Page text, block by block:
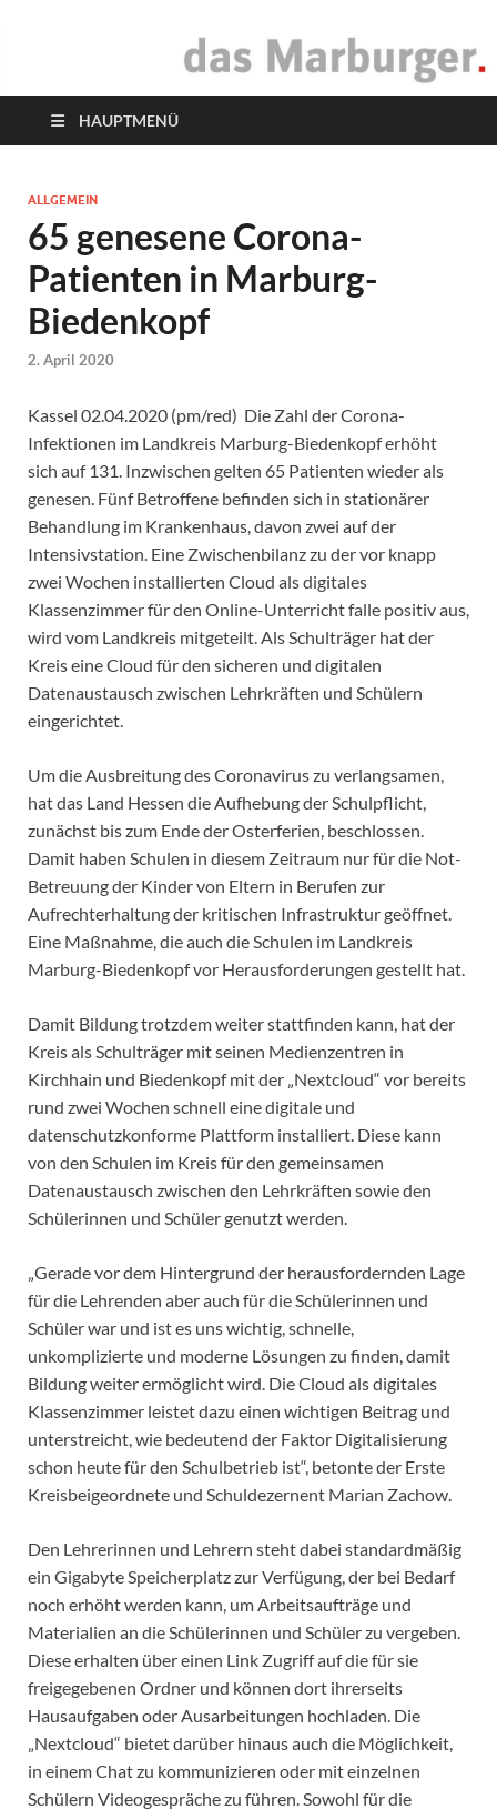
das Marburger.
HAUPTMENÜ
ALLGEMEIN
65 genesene Corona-
Patienten in Marburg-
Biedenkopf
2. April 2020
Kassel 02.04.2020 (pm/red) Die Zahl der Corona-
Infektionen im Landkreis Marburg-Biedenkopf erhöht
sich auf 131. Inzwischen gelten 65 Patienten wieder als
genesen. Fünf Betroffene befinden sich in stationärer
Behandlung im Krankenhaus, davon zwei auf der
Intensivstation. Eine Zwischenbilanz zu der vor knapp
zwei Wochen installierten Cloud als digitales
Klassenzimmer für den Online-Unterricht falle positiv aus,
wird vom Landkreis mitgeteilt. Als Schulträger hat der
Kreis eine Cloud für den sicheren und digitalen
Datenaustausch zwischen Lehrkräften und Schülern
eingerichtet.
Um die Ausbreitung des Coronavirus zu verlangsamen,
hat das Land Hessen die Aufhebung der Schulpflicht,
zunächst bis zum Ende der Osterferien, beschlossen.
Damit haben Schulen in diesem Zeitraum nur für die Not-
Betreuung der Kinder von Eltern in Berufen zur
Aufrechterhaltung der kritischen Infrastruktur geöffnet.
Eine Maßnahme, die auch die Schulen im Landkreis
Marburg-Biedenkopf vor Herausforderungen gestellt hat.
Damit Bildung trotzdem weiter stattfinden kann, hat der
Kreis als Schulträger mit seinen Medienzentren in
Kirchhain und Biedenkopf mit der „Nextcloud“ vor bereits
rund zwei Wochen schnell eine digitale und
datenschutzkonforme Plattform installiert. Diese kann
von den Schulen im Kreis für den gemeinsamen
Datenaustausch zwischen den Lehrkräften sowie den
Schülerinnen und Schüler genutzt werden.
„Gerade vor dem Hintergrund der herausfordernden Lage
für die Lehrenden aber auch für die Schülerinnen und
Schüler war und ist es uns wichtig, schnelle,
unkomplizierte und moderne Lösungen zu finden, damit
Bildung weiter ermöglicht wird. Die Cloud als digitales
Klassenzimmer leistet dazu einen wichtigen Beitrag und
unterstreicht, wie bedeutend der Faktor Digitalisierung
schon heute für den Schulbetrieb ist“, betonte der Erste
Kreisbeigeordnete und Schuldezernent Marian Zachow.
Den Lehrerinnen und Lehrern steht dabei standardmäßig
ein Gigabyte Speicherplatz zur Verfügung, der bei Bedarf
noch erhöht werden kann, um Arbeitsaufträge und
Materialien an die Schülerinnen und Schüler zu vergeben.
Diese erhalten über einen Link Zugriff auf die für sie
freigegebenen Ordner und können dort ihrerseits
Hausaufgaben oder Ausarbeitungen hochladen. Die
„Nextcloud“ bietet darüber hinaus auch die Möglichkeit,
in einem Chat zu kommunizieren oder mit einzelnen
Schülern Videogespräche zu führen. Sowohl für die